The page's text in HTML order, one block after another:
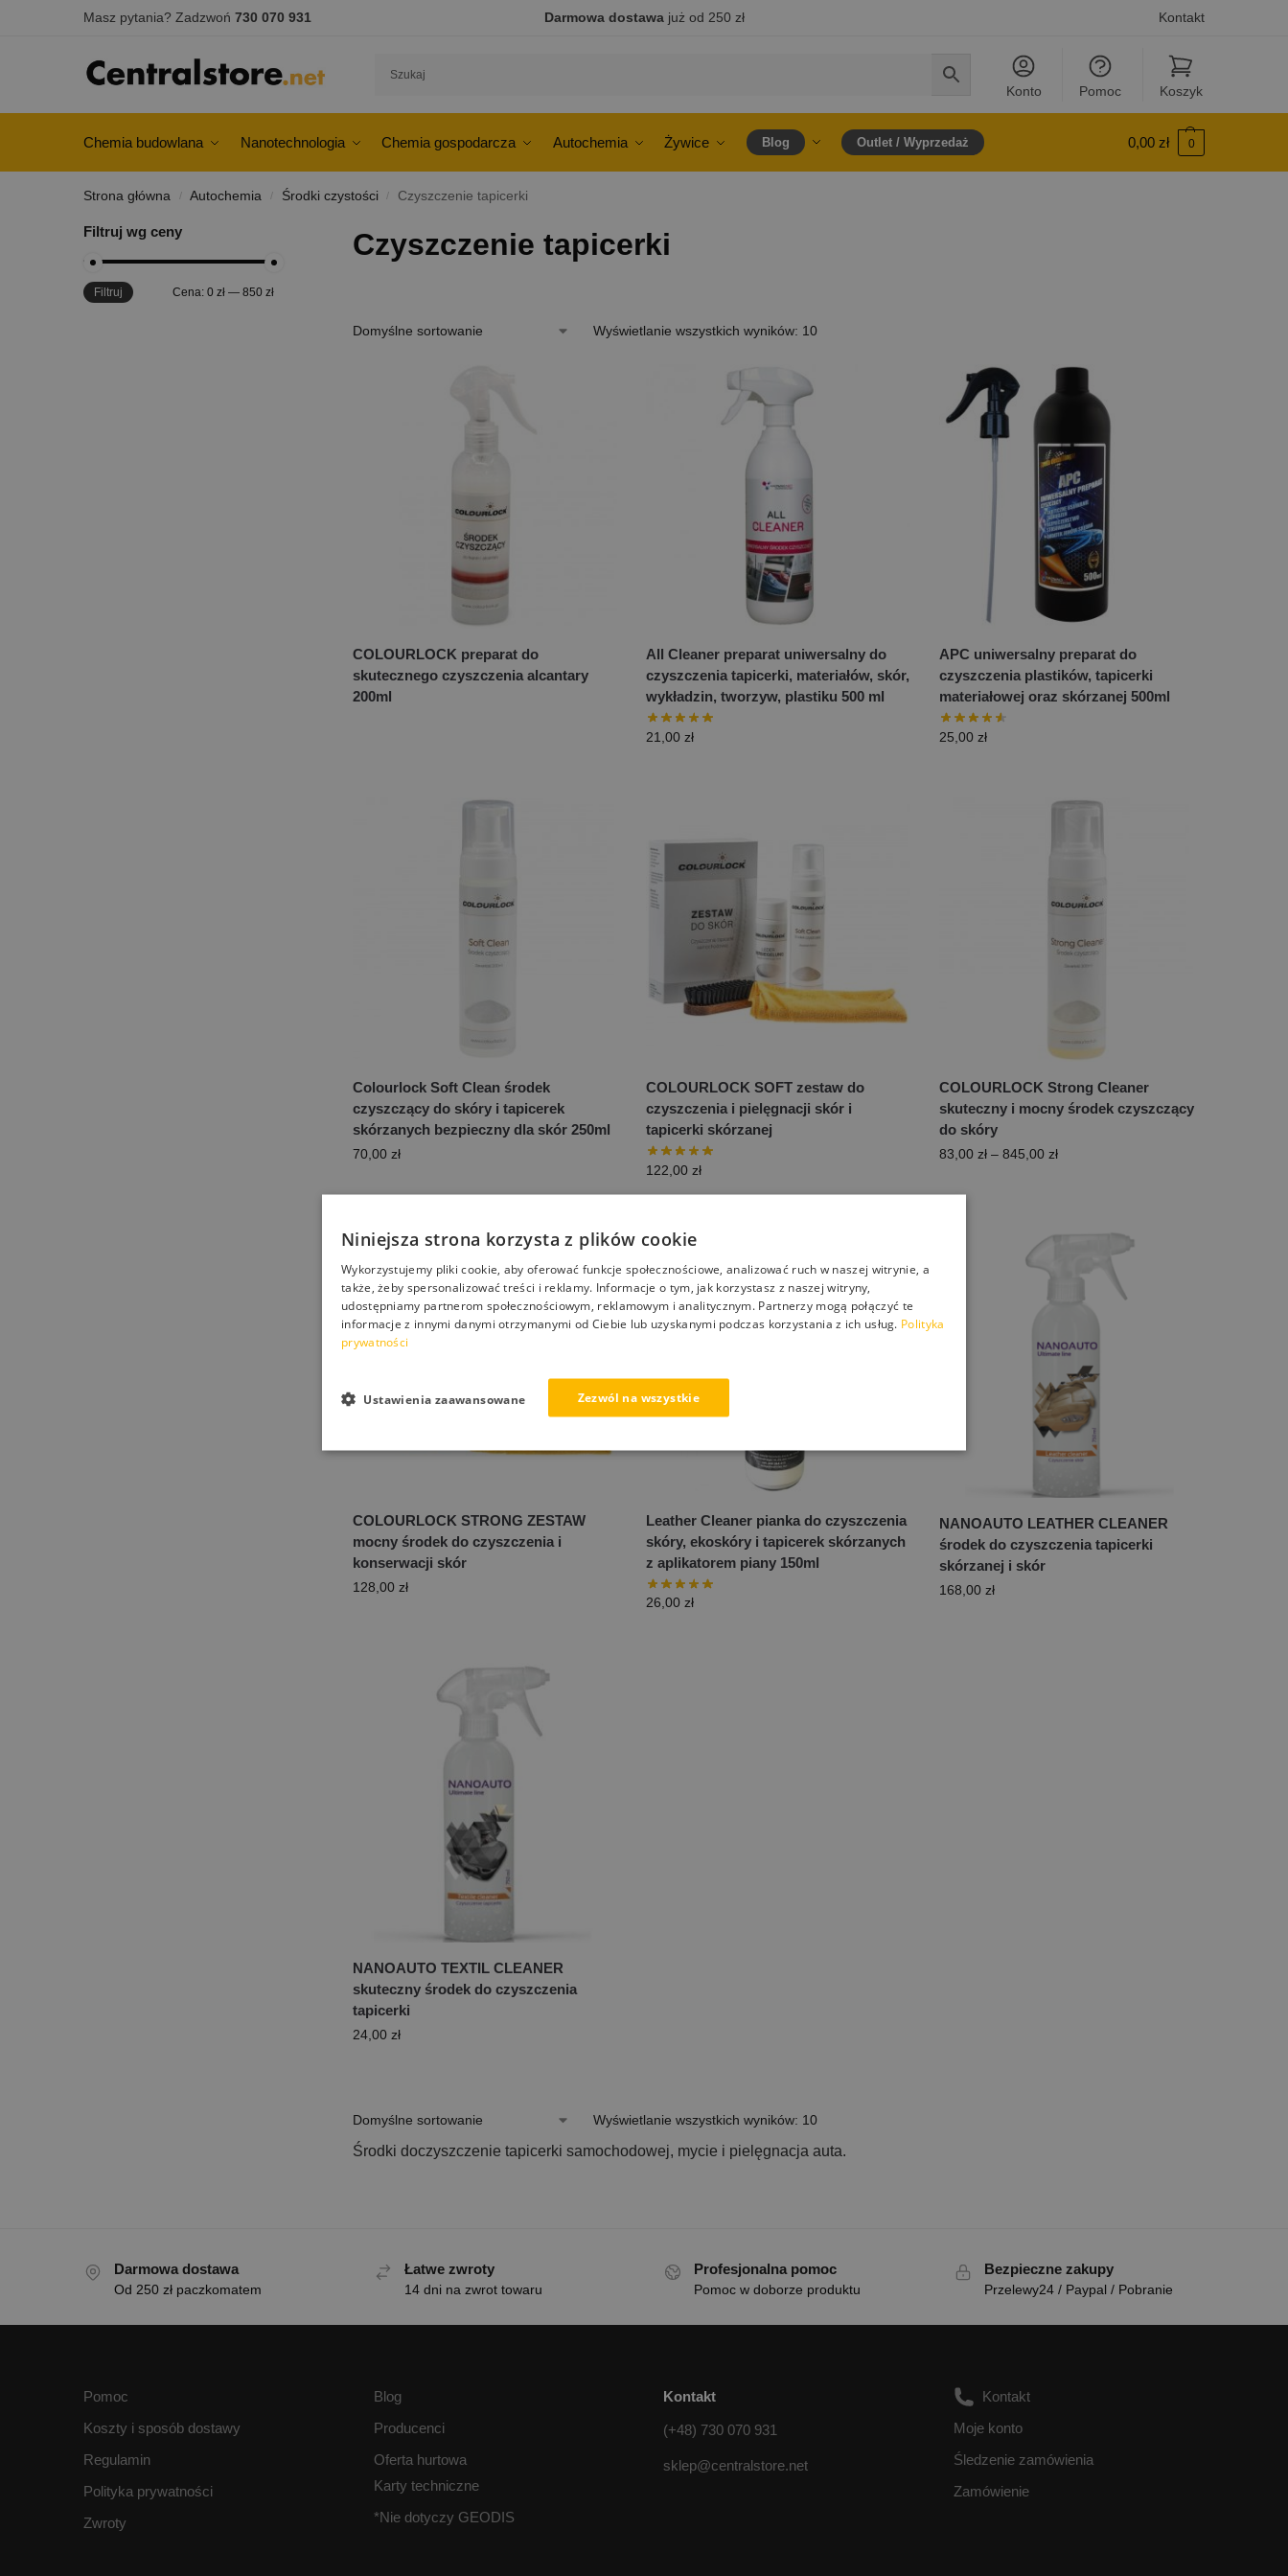
Masz pytania? Zadzwoń 730 070 931 Darmowa dostawajuż od 250 zł Kontakt
Konto Pomoc Koszyk
Chemia budowlana Nanotechnologia Chemia gospodarcza Autochemia Żywice Blog Outlet / Wyprzedaż 0,00 zł 0
Strona główna / Autochemia / Środki czystości / Czyszczenie tapicerki
Czyszczenie tapicerki
Wyświetlanie wszystkich wyników: 10
COLOURLOCK preparat do
skutecznego czyszczenia alcantary
200ml
All Cleaner preparat uniwersalny do
czyszczenia tapicerki, materiałów, skór,
wykładzin, tworzyw, plastiku 500 ml
21,00 zł
APC uniwersalny preparat do
czyszczenia plastików, tapicerki
materiałowej oraz skórzanej 500ml
25,00 zł
Colourlock Soft Clean środek
czyszczący do skóry i tapicerek
skórzanych bezpieczny dla skór 250ml
70,00 zł
COLOURLOCK SOFT zestaw do
czyszczenia i pielęgnacji skór i
tapicerki skórzanej
122,00 zł
COLOURLOCK Strong Cleaner
skuteczny i mocny środek czyszczący
do skóry
83,00 zł – 845,00 zł
COLOURLOCK STRONG ZESTAW
mocny środek do czyszczenia i
konserwacji skór
128,00 zł
Leather Cleaner pianka do czyszczenia
skóry, ekoskóry i tapicerek skórzanych
z aplikatorem piany 150ml
26,00 zł
NANOAUTO LEATHER CLEANER
środek do czyszczenia tapicerki
skórzanej i skór
168,00 zł
NANOAUTO TEXTIL CLEANER
skuteczny środek do czyszczenia
tapicerki
24,00 zł
Wyświetlanie wszystkich wyników: 10
Środki doczyszczenie tapicerki samochodowej, mycie i pielęgnacja auta.
Filtruj wg ceny
Filtruj Cena: 0 zł— 850 zł
Darmowa dostawa
Od 250 zł paczkomatem
Łatwe zwroty
14 dni na zwrot towaru
Profesjonalna pomoc
Pomoc w doborze produktu
Bezpieczne zakupy
Przelewy24 / Paypal / Pobranie
Pomoc
Koszty i sposób dostawy
Regulamin
Polityka prywatności
Zwroty
Blog
Producenci
Oferta hurtowa
Karty techniczne
*Nie dotyczy GEODIS
Kontakt
(+48) 730 070 931
sklep@centralstore.net
Kontakt
Moje konto
Śledzenie zamówienia
Zamówienie
Niniejsza strona korzysta z plików cookie
Wykorzystujemy pliki cookie, aby oferować funkcje społecznościowe, analizować ruch w naszej witrynie, a
także, żeby spersonalizować treści i reklamy. Informacje o tym, jak korzystasz z naszej witryny,
udostępniamy partnerom społecznościowym, reklamowym i analitycznym. Partnerzy mogą połączyć te
informacje z innymi danymi otrzymanymi od Ciebie lub uzyskanymi podczas korzystania z ich usług. Polityka
prywatności
Zezwól na wszystkie
Ustawienia zaawansowane